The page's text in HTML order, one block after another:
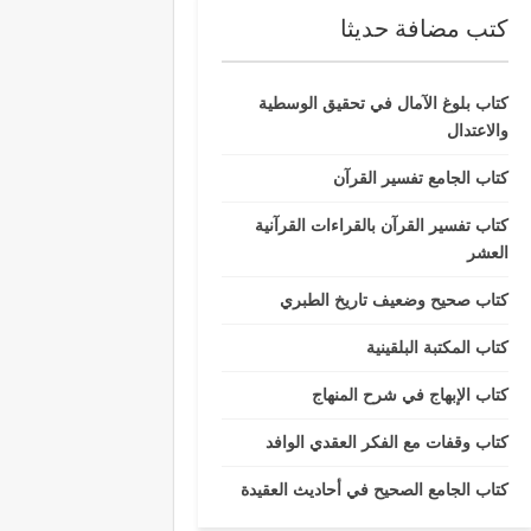
كتب مضافة حديثا
كتاب بلوغ الآمال في تحقيق الوسطية
والاعتدال
كتاب الجامع تفسير القرآن
كتاب تفسير القرآن بالقراءات القرآنية
العشر
كتاب صحيح وضعيف تاريخ الطبري
كتاب المكتبة البلقينية
كتاب الإبهاج في شرح المنهاج
كتاب وقفات مع الفكر العقدي الوافد
كتاب الجامع الصحيح في أحاديث العقيدة